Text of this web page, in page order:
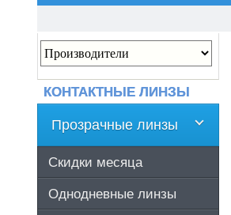
КОНТАКТНЫЕ ЛИНЗЫ
Прозрачные линзы
Скидки месяца
Однодневные линзы